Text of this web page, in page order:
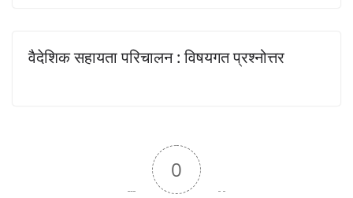
वैदेशिक सहायता परिचालन : विषयगत प्रश्नोत्तर
0